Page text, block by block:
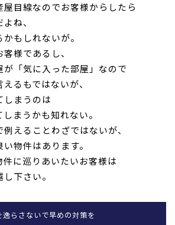
屋目線なのでお客様からしたら
よね、
かもしれないが。
様であるし、
が「気に入った部屋」なので
えるもではないが、
しまうのは
まうかも知れない。
えることわざではないが、
物件はあります。
に巡りあいたいお客様は
し下さい。
らさないで早めの対策を